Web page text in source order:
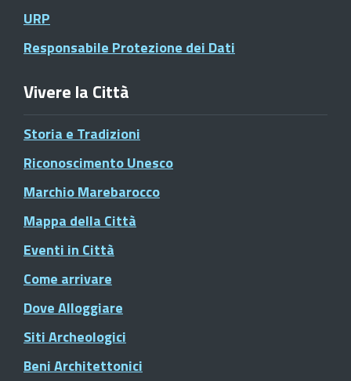
URP
Responsabile Protezione dei Dati
Vivere la Città
Storia e Tradizioni
Riconoscimento Unesco
Marchio Marebarocco
Mappa della Città
Eventi in Città
Come arrivare
Dove Alloggiare
Siti Archeologici
Beni Architettonici